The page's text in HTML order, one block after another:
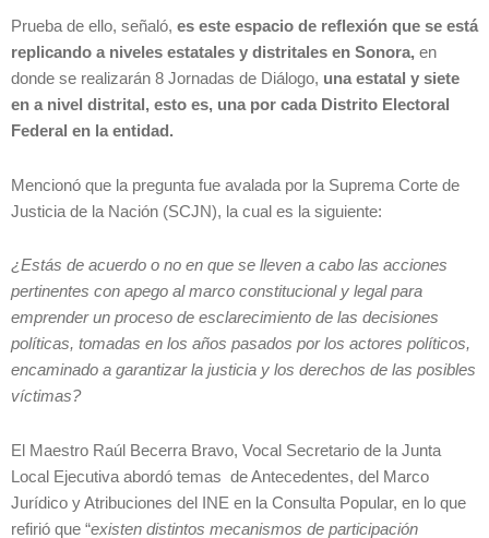
Prueba de ello, señaló, es este espacio de reflexión que se está
replicando a niveles estatales y distritales en Sonora, en
donde se realizarán 8 Jornadas de Diálogo, una estatal y siete
en a nivel distrital, esto es, una por cada Distrito Electoral
Federal en la entidad.
Mencionó que la pregunta fue avalada por la Suprema Corte de
Justicia de la Nación (SCJN), la cual es la siguiente:
¿Estás de acuerdo o no en que se lleven a cabo las acciones
pertinentes con apego al marco constitucional y legal para
emprender un proceso de esclarecimiento de las decisiones
políticas, tomadas en los años pasados por los actores políticos,
encaminado a garantizar la justicia y los derechos de las posibles
víctimas?
El Maestro Raúl Becerra Bravo, Vocal Secretario de la Junta
Local Ejecutiva abordó temas de Antecedentes, del Marco
Jurídico y Atribuciones del INE en la Consulta Popular, en lo que
refirió que “existen distintos mecanismos de participación